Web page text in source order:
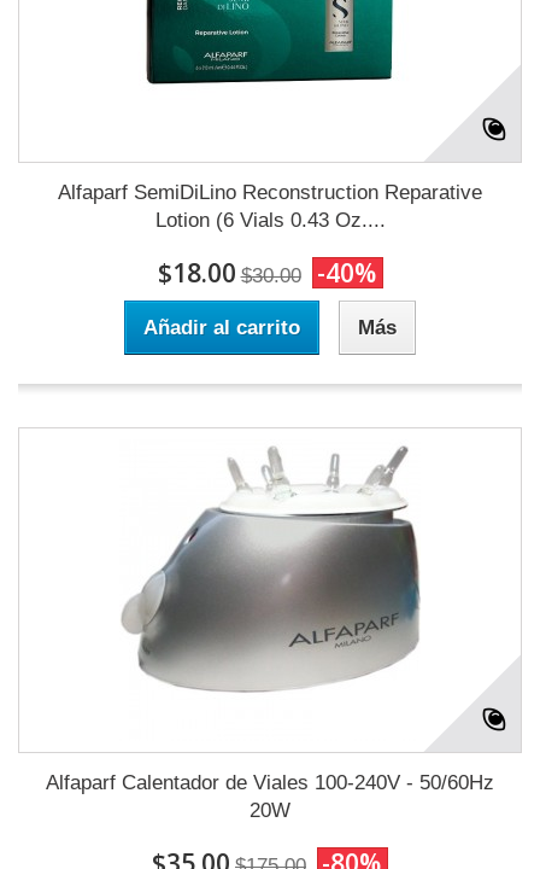
Alfaparf SemiDiLino Reconstruction Reparative
Lotion (6 Vials 0.43 Oz....
$18.00 $30.00 -40%
Añadir al carrito Más
Alfaparf Calentador de Viales 100-240V - 50/60Hz
20W